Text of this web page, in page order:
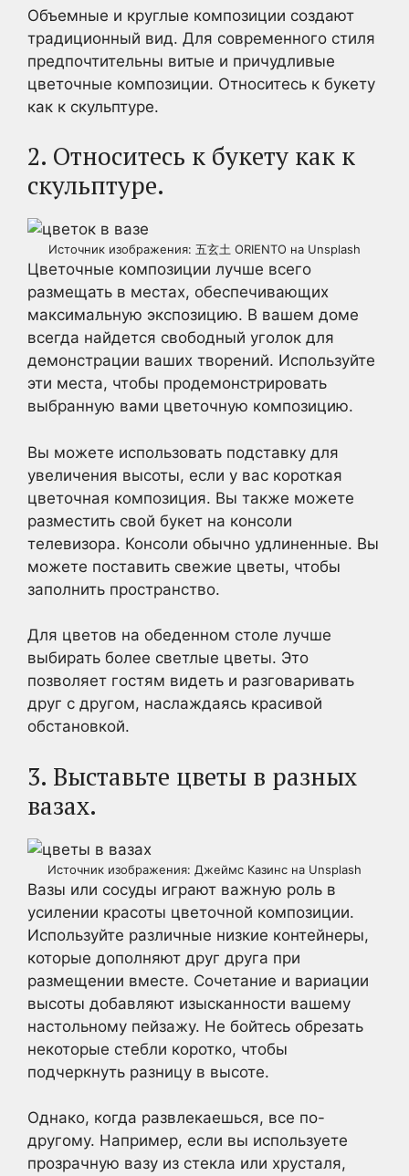
Объемные и круглые композиции создают
традиционный вид. Для современного стиля
предпочтительны витые и причудливые
цветочные композиции. Относитесь к букету
как к скульптуре.
2. Относитесь к букету как к
скульптуре.
Источник изображения: 五玄土 ORIENTO на Unsplash
Цветочные композиции лучше всего
размещать в местах, обеспечивающих
максимальную экспозицию. В вашем доме
всегда найдется свободный уголок для
демонстрации ваших творений. Используйте
эти места, чтобы продемонстрировать
выбранную вами цветочную композицию.
Вы можете использовать подставку для
увеличения высоты, если у вас короткая
цветочная композиция. Вы также можете
разместить свой букет на консоли
телевизора. Консоли обычно удлиненные. Вы
можете поставить свежие цветы, чтобы
заполнить пространство.
Для цветов на обеденном столе лучше
выбирать более светлые цветы. Это
позволяет гостям видеть и разговаривать
друг с другом, наслаждаясь красивой
обстановкой.
3. Выставьте цветы в разных
вазах.
Источник изображения: Джеймс Казинс на Unsplash
Вазы или сосуды играют важную роль в
усилении красоты цветочной композиции.
Используйте различные низкие контейнеры,
которые дополняют друг друга при
размещении вместе. Сочетание и вариации
высоты добавляют изысканности вашему
настольному пейзажу. Не бойтесь обрезать
некоторые стебли коротко, чтобы
подчеркнуть разницу в высоте.
Однако, когда развлекаешься, все по-
другому. Например, если вы используете
прозрачную вазу из стекла или хрусталя,